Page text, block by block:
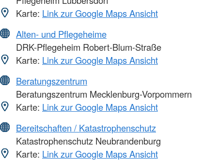
Karte: Link zur Google Maps Ansicht
Alten- und Pflegeheime
DRK-Pflegeheim Robert-Blum-Straße
Karte: Link zur Google Maps Ansicht
Beratungszentrum
Beratungszentrum Mecklenburg-Vorpommern
Karte: Link zur Google Maps Ansicht
Bereitschaften / Katastrophenschutz
Katastrophenschutz Neubrandenburg
Karte: Link zur Google Maps Ansicht